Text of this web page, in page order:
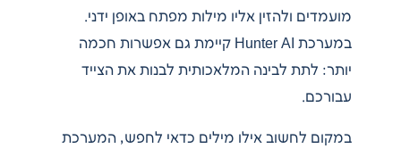
מועמדים ולהזין אליו מילות מפתח באופן ידני.
במערכת Hunter AI קיימת גם אפשרות חכמה
יותר: לתת לבינה המלאכותית לבנות את הצייד
עבורכם.
במקום לחשוב אילו מילים כדאי לחפש, המערכת